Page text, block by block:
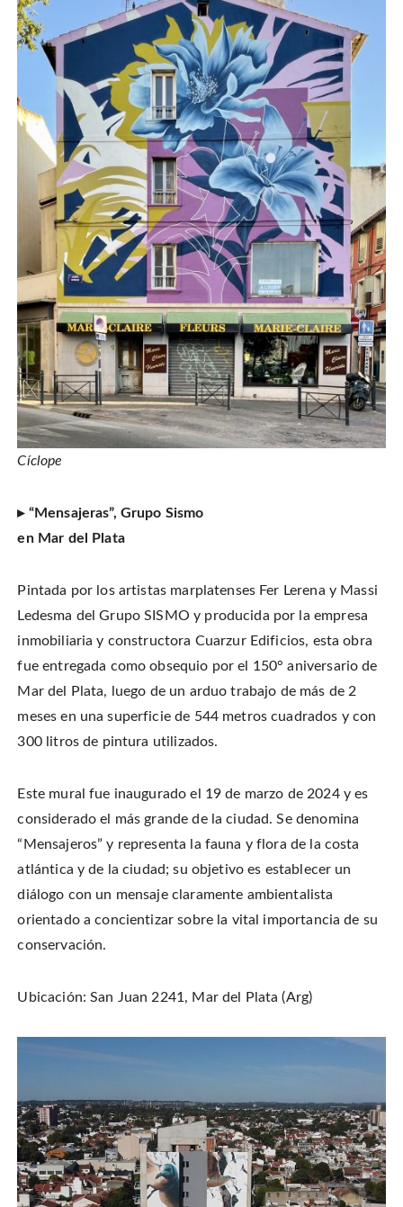
Cíclope
▸ “Mensajeras”, Grupo Sismo
en Mar del Plata
Pintada por los artistas marplatenses Fer Lerena y Massi
Ledesma del Grupo SISMO y producida por la empresa
inmobiliaria y constructora Cuarzur Edificios, esta obra
fue entregada como obsequio por el 150° aniversario de
Mar del Plata, luego de un arduo trabajo de más de 2
meses en una superficie de 544 metros cuadrados y con
300 litros de pintura utilizados.
Este mural fue inaugurado el 19 de marzo de 2024 y es
considerado el más grande de la ciudad. Se denomina
“Mensajeros” y representa la fauna y flora de la costa
atlántica y de la ciudad; su objetivo es establecer un
diálogo con un mensaje claramente ambientalista
orientado a concientizar sobre la vital importancia de su
conservación.
Ubicación: San Juan 2241, Mar del Plata (Arg)